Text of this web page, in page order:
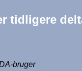
tidligere
bruger